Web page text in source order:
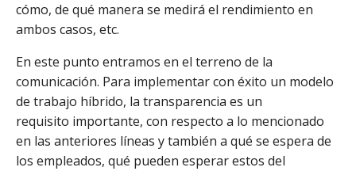
cómo, de qué manera se medirá el rendimiento en
ambos casos, etc.
En este punto entramos en el terreno de la
comunicación. Para implementar con éxito un modelo
de trabajo híbrido, la transparencia es un
requisito importante, con respecto a lo mencionado
en las anteriores líneas y también a qué se espera de
los empleados, qué pueden esperar estos del